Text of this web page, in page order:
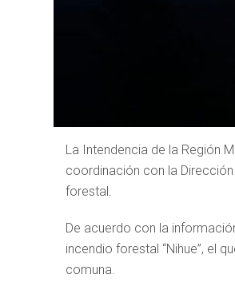
La Intendencia de la Región
coordinación con la
forestal.
De acuerdo con la
incendio forestal “Nihue”, el
comuna.